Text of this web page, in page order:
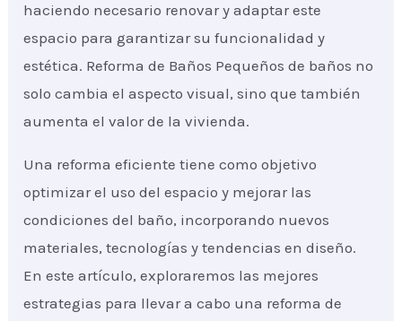
haciendo necesario renovar y adaptar este
espacio para garantizar su funcionalidad y
estética. Reforma de Baños Pequeños de baños no
solo cambia el aspecto visual, sino que también
aumenta el valor de la vivienda.
Una reforma eficiente tiene como objetivo
optimizar el uso del espacio y mejorar las
condiciones del baño, incorporando nuevos
materiales, tecnologías y tendencias en diseño.
En este artículo, exploraremos las mejores
estrategias para llevar a cabo una reforma de